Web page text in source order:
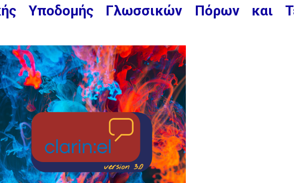
Υποδομής Γλωσσικών Πόρων και